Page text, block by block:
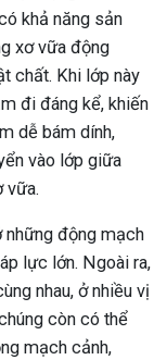
khả năng sản
xơ vữa động
chất. Khi lớp này
đi đáng kể, khiến
dễ bám dính,
vào lớp giữa
vữa.
những động mạch
lực lớn. Ngoài ra,
nhau, ở nhiều vị
còn có thể
mạch cảnh,